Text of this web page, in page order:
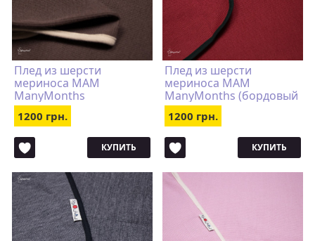
Плед из шерсти
мериноса MAM
ManyMonths
(коричневый)
1200 грн.
КУПИТЬ
Плед из шерсти
мериноса MAM
ManyMonths (бордовый
с чёрной каймой)
1200 грн.
КУПИТЬ